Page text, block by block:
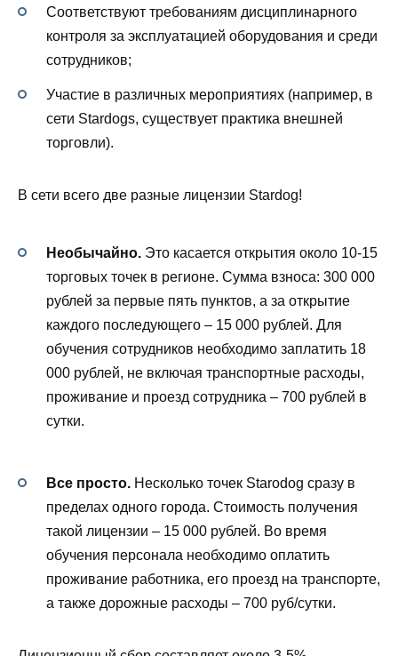
Соответствуют требованиям дисциплинарного
контроля за эксплуатацией оборудования и среди
сотрудников;
Участие в различных мероприятиях (например, в
сети Stardogs, существует практика внешней
торговли).
В сети всего две разные лицензии Stardog!
Необычайно. Это касается открытия около 10-15
торговых точек в регионе. Сумма взноса: 300 000
рублей за первые пять пунктов, а за открытие
каждого последующего – 15 000 рублей. Для
обучения сотрудников необходимо заплатить 18
000 рублей, не включая транспортные расходы,
проживание и проезд сотрудника – 700 рублей в
сутки.
Все просто. Несколько точек Starodog сразу в
пределах одного города. Стоимость получения
такой лицензии – 15 000 рублей. Во время
обучения персонала необходимо оплатить
проживание работника, его проезд на транспорте,
а также дорожные расходы – 700 руб/сутки.